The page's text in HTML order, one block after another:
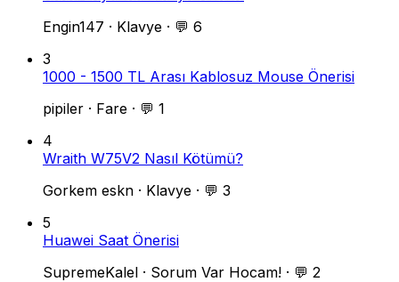
Engin147 · Klavye · 💬 6
3
1000 - 1500 TL Arası Kablosuz Mouse Önerisi
pipiler · Fare · 💬 1
4
Wraith W75V2 Nasıl Kötümü?
Gorkem eskn · Klavye · 💬 3
5
Huawei Saat Önerisi
SupremeKalel · Sorum Var Hocam! · 💬 2